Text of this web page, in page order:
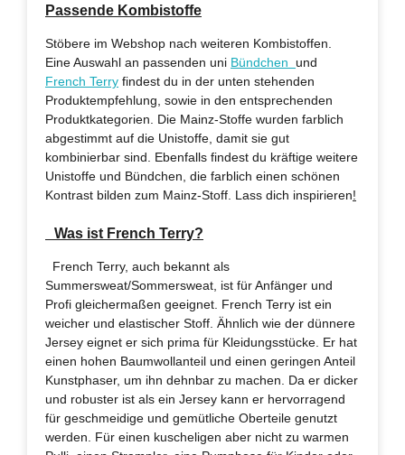
Passende Kombistoffe
Stöbere im Webshop nach weiteren Kombistoffen.
Eine Auswahl an passenden uni Bündchen und
French Terry findest du in der unten stehenden
Produktempfehlung, sowie in den entsprechenden
Produktkategorien. Die Mainz-Stoffe wurden farblich
abgestimmt auf die Unistoffe, damit sie gut
kombinierbar sind. Ebenfalls findest du kräftige weitere
Unistoffe und Bündchen, die farblich einen schönen
Kontrast bilden zum Mainz-Stoff. Lass dich inspirieren!
Was ist French Terry?
French Terry, auch bekannt als
Summersweat/Sommersweat, ist für Anfänger und
Profi gleichermaßen geeignet. French Terry ist ein
weicher und elastischer Stoff. Ähnlich wie der dünnere
Jersey eignet er sich prima für Kleidungsstücke. Er hat
einen hohen Baumwollanteil und einen geringen Anteil
Kunstphaser, um ihn dehnbar zu machen. Da er dicker
und robuster ist als ein Jersey kann er hervorragend
für geschmeidige und gemütliche Oberteile genutzt
werden. Für einen kuscheligen aber nicht zu warmen